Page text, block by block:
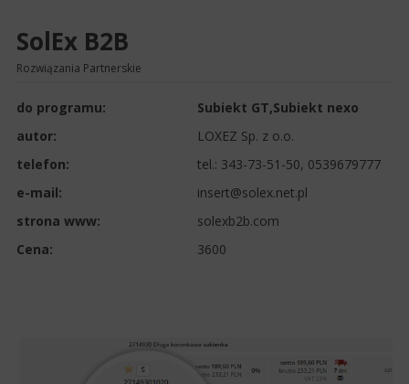
SolEx B2B
Rozwiązania Partnerskie
do programu: Subiekt GT,Subiekt nexo
autor:
LOXEZ Sp. z o.o.
telefon:
tel.: 343-73-51-50, 0539679777
e-mail:
insert@solex.net.pl
strona www:
solexb2b.com
Cena:
3600